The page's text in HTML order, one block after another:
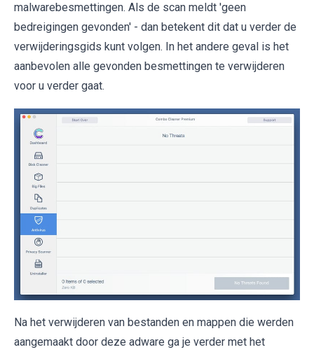
malwarebesmettingen. Als de scan meldt 'geen
bedreigingen gevonden' - dan betekent dit dat u verder de
verwijderingsgids kunt volgen. In het andere geval is het
aanbevolen alle gevonden besmettingen te verwijderen
voor u verder gaat.
Na het verwijderen van bestanden en mappen die werden
aangemaakt door deze adware ga je verder met het